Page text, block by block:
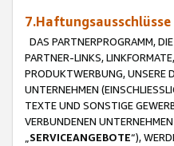
7.Haftungsausschlüsse
DAS PARTNERPROGRAMM,
PARTNER-LINKS,
PRODUKTWERBUNG, UNSERE
UNTERNEHMEN
TEXTE UND SONSTIGE
VERBUNDENEN
SERVICEANGEBOTE“),